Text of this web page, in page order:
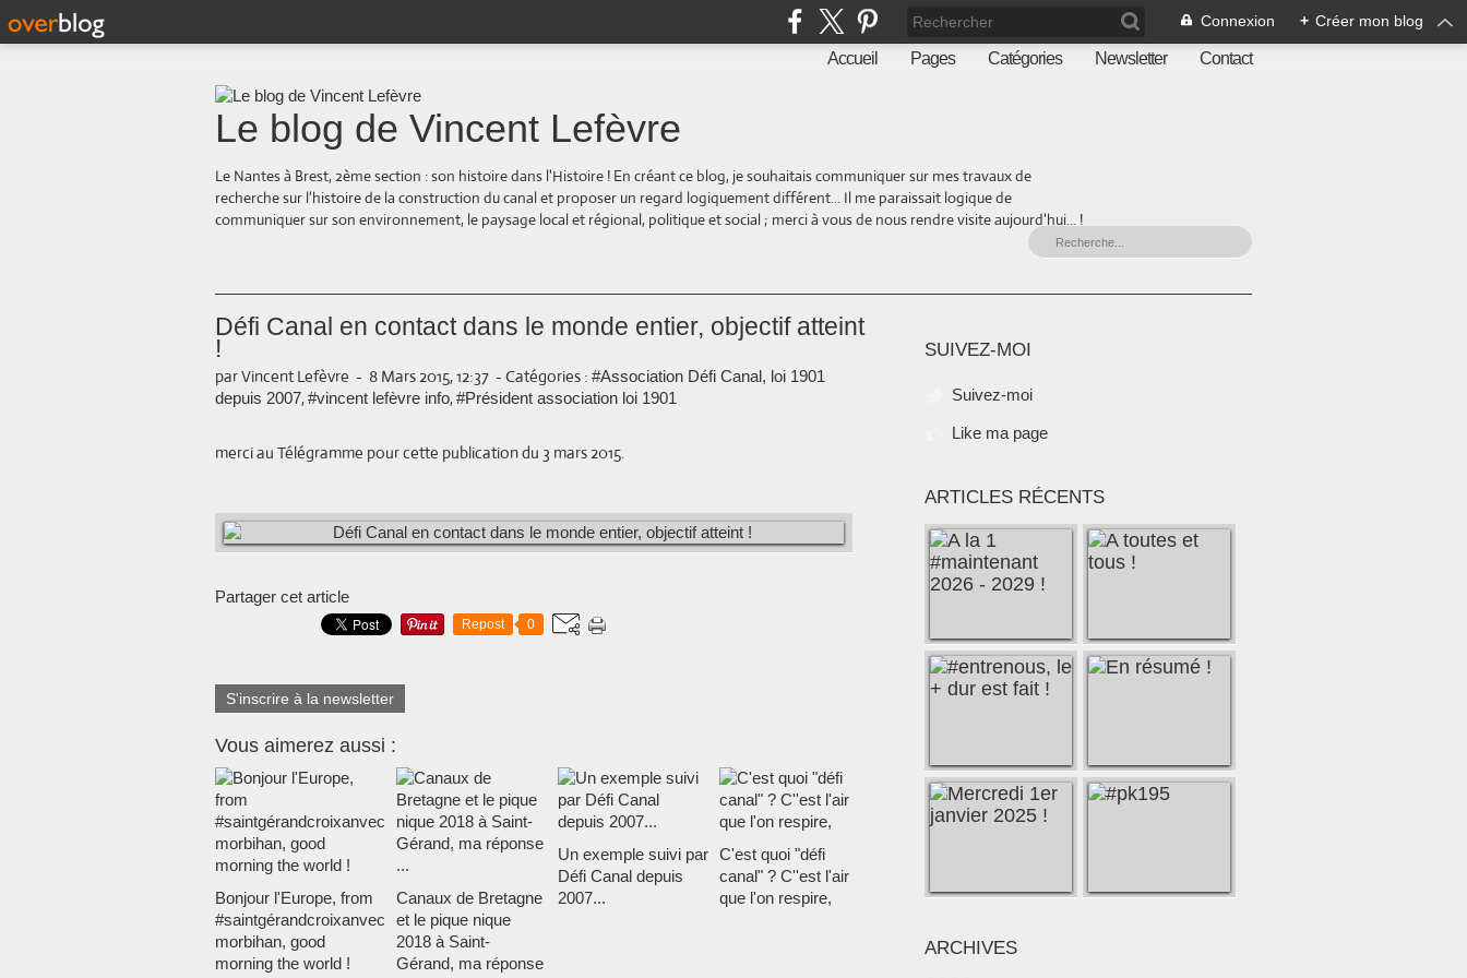
Connexion + Créer mon blog
Accueil Pages Catégories Newsletter Contact
Le blog de Vincent Lefèvre
Le Nantes à Brest, 2ème section : son histoire dans l'Histoire ! En créant ce blog, je souhaitais communiquer sur mes travaux de
recherche sur l'histoire de la construction du canal et proposer un regard logiquement différent... Il me paraissait logique de
communiquer sur son environnement, le paysage local et régional, politique et social ; merci à vous de nous rendre visite aujourd'hui... !
Défi Canal en contact dans le monde entier, objectif atteint
!
par Vincent Lefèvre - 8 Mars 2015, 12:37 - Catégories : #Association Défi Canal, loi 1901
depuis 2007,#vincent lefèvre info,#Président association loi 1901
merci au Télégramme pour cette publication du 3 mars 2015.
Partager cet article
Repost 0
S'inscrire à la newsletter
Vous aimerez aussi :
Bonjour l'Europe, from
#saintgérandcroixanvec
morbihan, good
morning the world !
Canaux de Bretagne
et le pique nique
2018 à Saint-
Gérand, ma réponse
Un exemple suivi par
Défi Canal depuis
2007...
C'est quoi "défi
canal" ? C''est l'air
que l'on respire,
SUIVEZ-MOI
Suivez-moi
Like ma page
ARTICLES RÉCENTS
ARCHIVES